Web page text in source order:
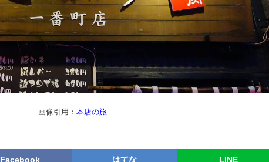
画像引用： 本店の旅
Facebook はてな LINE